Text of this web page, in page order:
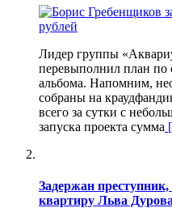
Лидер группы
перевыполнил план по
альбома. Напомним,
собраны на
всего за сутки с
запуска проекта сумма
Задержан
квартиру Льва Дурова